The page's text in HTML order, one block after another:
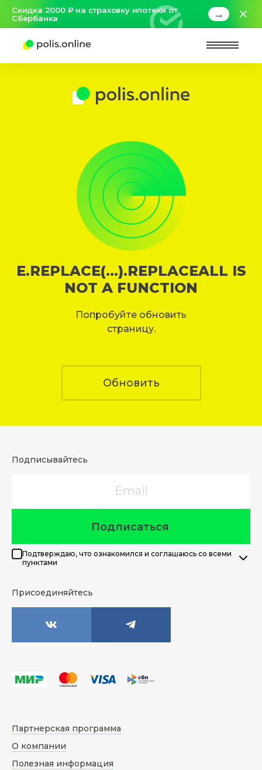
Скидка 2000 ₽ на страховку ипотеки от
Сбербанка
→
E.REPLACE(...).REPLACEALL IS
NOT A FUNCTION
Попробуйте обновить
страницу.
Обновить
Подписывайтесь
Подписаться
Подтверждаю, что ознакомился и соглашаюсь со всеми
пунктами
Присоединяйтесь
Партнерская программа
О компании
Полезная информация